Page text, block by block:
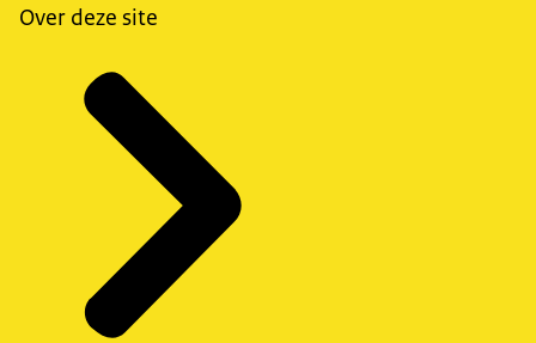
Over deze site